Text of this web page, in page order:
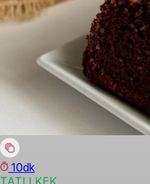
10dk